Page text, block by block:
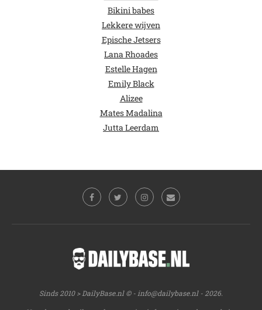
Bikini babes
Lekkere wijven
Epische Jetsers
Lana Rhoades
Estelle Hagen
Emily Black
Alizee
Mates Madalina
Jutta Leerdam
Sinds 2010 > DailyBase.nl © -info@dailybase.nl- 2026.